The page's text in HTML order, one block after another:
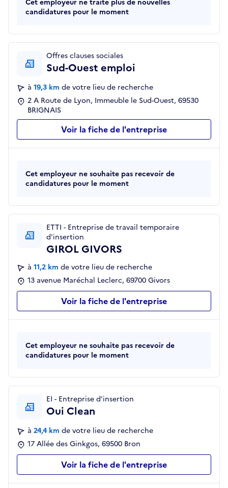
Cet employeur ne traite plus de nouvelles
candidatures pour le moment
Offres clauses sociales
Sud-Ouest emploi
à 19,3 km de votre lieu de recherche
2 A Route de Lyon, Immeuble le Sud-Ouest, 69530
BRIGNAIS
Voir la fiche de l'entreprise
Cet employeur ne souhaite pas recevoir de
candidatures pour le moment
ETTI - Entreprise de travail temporaire
d'insertion
GIROL GIVORS
à 11,2 km de votre lieu de recherche
13 avenue Maréchal Leclerc, 69700 Givors
Voir la fiche de l'entreprise
Cet employeur ne souhaite pas recevoir de
candidatures pour le moment
EI - Entreprise d'insertion
Oui Clean
à 24,4 km de votre lieu de recherche
17 Allée des Ginkgos, 69500 Bron
Voir la fiche de l'entreprise